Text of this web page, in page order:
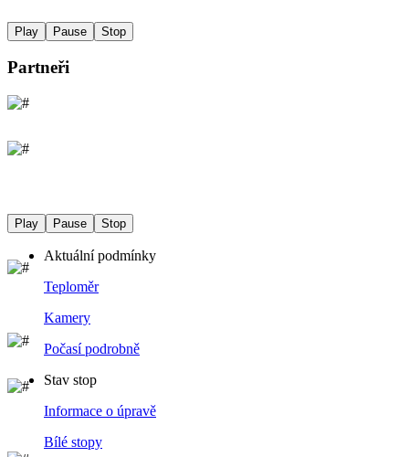
Play Pause Stop
Partneři
Play Pause Stop
Aktuální podmínky
Teploměr
Kamery
Počasí podrobně
Stav stop
Informace o úpravě
Bílé stopy